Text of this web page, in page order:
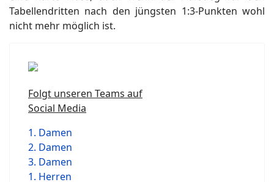
Tabellendritten nach den jüngsten 1:3-Punkten wohl
nicht mehr möglich ist.
Folgt unseren Teams auf
Social Media
1. Damen
2. Damen
3. Damen
1. Herren